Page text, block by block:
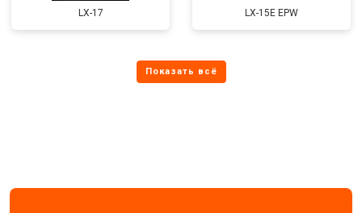
LX-17 LX-15E EPW